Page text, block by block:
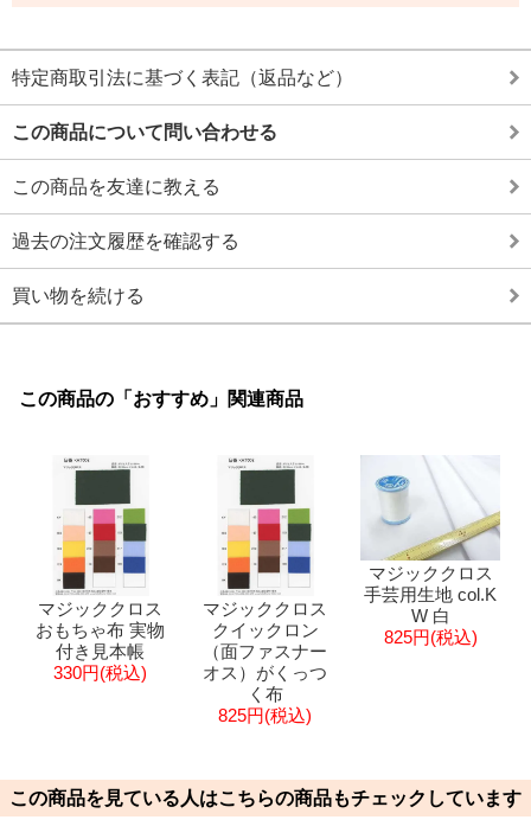
特定商取引法に基づく表記（返品など）
この商品について問い合わせる
この商品を友達に教える
過去の注文履歴を確認する
買い物を続ける
この商品の「おすすめ」関連商品
マジッククロス
おもちゃ布 実物
付き見本帳
330円(税込)
マジッククロス
クイックロン
（面ファスナー
オス）がくっつ
く布
825円(税込)
マジッククロス
手芸用生地 col.K
W 白
825円(税込)
この商品を見ている人はこちらの商品もチェックしています